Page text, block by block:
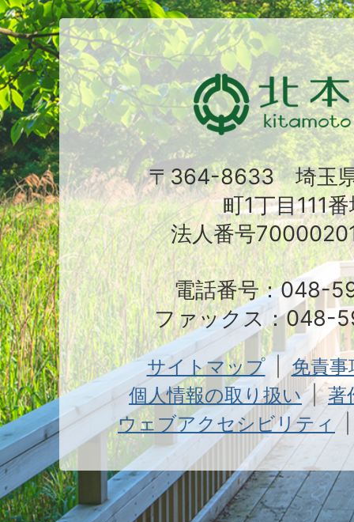
〒364-8633 埼玉
町1丁目111
法人番号
電話番号：048-
ファックス：048-
サイトマップ
免責
個人情報の取り扱い
著
ウェブアクセシビリティ